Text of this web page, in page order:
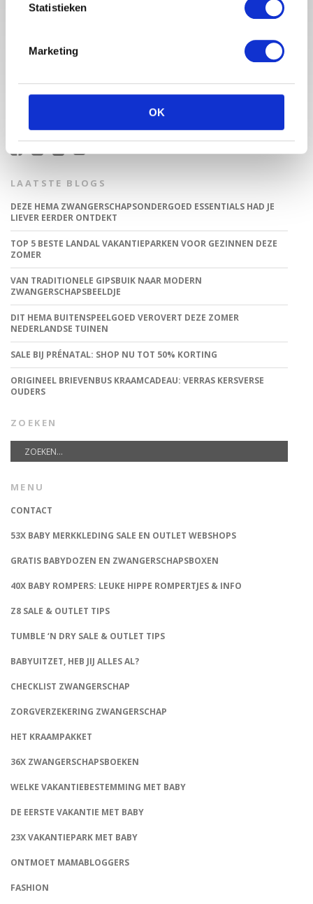
Statistieken
Marketing
OK
Babystraatje.nl is een uniek platform voor aanstaande en
inspirerende blogs en handige artikelen op het gebied van
zwangerschap, moederschap, babyproducten, lifestyle en
fashion. Babystraatje.nl, het leukste online (winkel)straatje
voor jou en je kleintje.
LAATSTE BLOGS
DEZE HEMA ZWANGERSCHAPSONDERGOED ESSENTIALS HAD JE
LIEVER EERDER ONTDEKT
TOP 5 BESTE LANDAL VAKANTIEPARKEN VOOR GEZINNEN DEZE
ZOMER
VAN TRADITIONELE GIPSBUIK NAAR MODERN
ZWANGERSCHAPSBEELDJE
DIT HEMA BUITENSPEELGOED VEROVERT DEZE ZOMER
NEDERLANDSE TUINEN
SALE BIJ PRÉNATAL: SHOP NU TOT 50% KORTING
ORIGINEEL BRIEVENBUS KRAAMCADEAU: VERRAS KERSVERSE
OUDERS
ZOEKEN
MENU
CONTACT
53X BABY MERKKLEDING SALE EN OUTLET WEBSHOPS
GRATIS BABYDOZEN EN ZWANGERSCHAPSBOXEN
40X BABY ROMPERS: LEUKE HIPPE ROMPERTJES & INFO
Z8 SALE & OUTLET TIPS
TUMBLE ‘N DRY SALE & OUTLET TIPS
BABYUITZET, HEB JIJ ALLES AL?
CHECKLIST ZWANGERSCHAP
ZORGVERZEKERING ZWANGERSCHAP
HET KRAAMPAKKET
36X ZWANGERSCHAPSBOEKEN
WELKE VAKANTIEBESTEMMING MET BABY
DE EERSTE VAKANTIE MET BABY
23X VAKANTIEPARK MET BABY
ONTMOET MAMABLOGGERS
FASHION